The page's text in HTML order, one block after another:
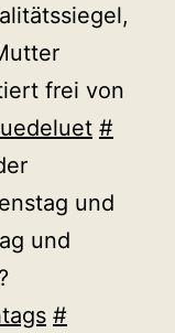
frei von
#
und
und
#